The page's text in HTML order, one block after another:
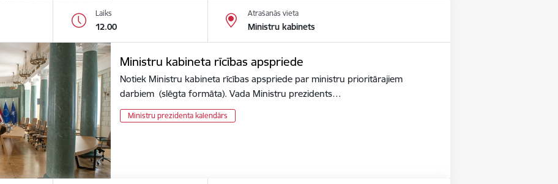
Laiks
12.00
Atrašanās vieta
Ministru kabinets
Ministru kabineta rīcības apspriede
Notiek Ministru kabineta rīcības apspriede par ministru prioritārajiem
darbiem (slēgta formāta). Vada Ministru prezidents…
Ministru prezidenta kalendārs